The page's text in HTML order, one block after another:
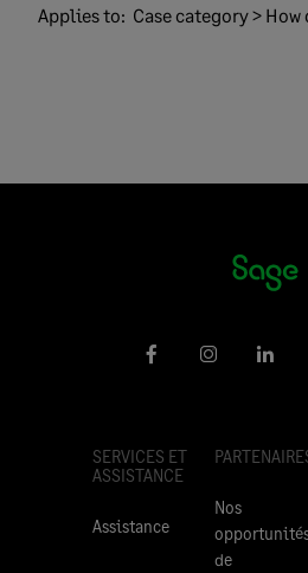
Applies to: Case category > How
SERVICES ET
ASSISTANCE
Assistance
Nos
de